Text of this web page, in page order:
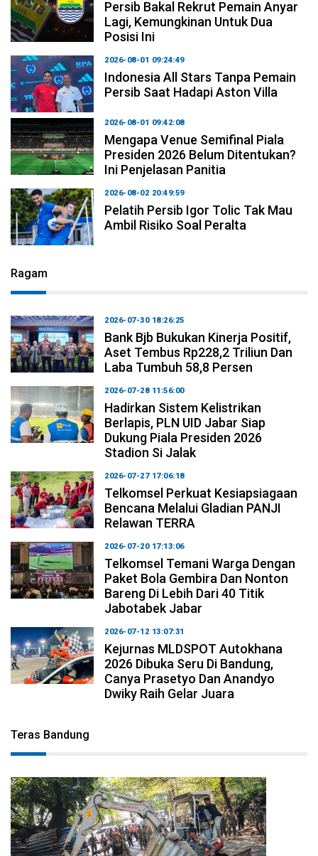
Persib Bakal Rekrut Pemain Anyar
Lagi, Kemungkinan Untuk Dua
Posisi Ini
2026-08-01 09:24:49
Indonesia All Stars Tanpa Pemain
Persib Saat Hadapi Aston Villa
2026-08-01 09:42:08
Mengapa Venue Semifinal Piala
Presiden 2026 Belum Ditentukan?
Ini Penjelasan Panitia
2026-08-02 20:49:59
Pelatih Persib Igor Tolic Tak Mau
Ambil Risiko Soal Peralta
Ragam
2026-07-30 18:26:25
Bank Bjb Bukukan Kinerja Positif,
Aset Tembus Rp228,2 Triliun Dan
Laba Tumbuh 58,8 Persen
2026-07-28 11:56:00
Hadirkan Sistem Kelistrikan
Berlapis, PLN UID Jabar Siap
Dukung Piala Presiden 2026
Stadion Si Jalak
2026-07-27 17:06:18
Telkomsel Perkuat Kesiapsiagaan
Bencana Melalui Gladian PANJI
Relawan TERRA
2026-07-20 17:13:06
Telkomsel Temani Warga Dengan
Paket Bola Gembira Dan Nonton
Bareng Di Lebih Dari 40 Titik
Jabotabek Jabar
2026-07-12 13:07:31
Kejurnas MLDSPOT Autokhana
2026 Dibuka Seru Di Bandung,
Canya Prasetyo Dan Anandyo
Dwiky Raih Gelar Juara
Teras Bandung